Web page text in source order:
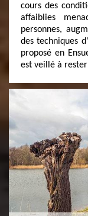
cours des
affaiblies
personnes,
des techniques
proposé en
est veillé à